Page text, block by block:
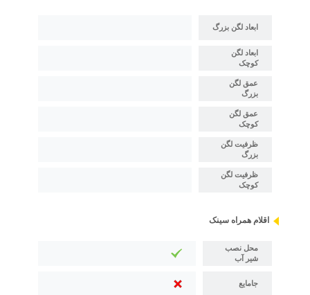
ابعاد لگن بزرگ
ابعاد لگن
کوچک
عمق لگن
بزرگ
عمق لگن
کوچک
ظرفیت لگن
بزرگ
ظرفیت لگن
کوچک
اقلام همراه سینک
محل نصب
شیر آب
جامایع